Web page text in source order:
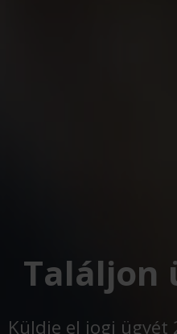
Találjon
Küldje el jogi